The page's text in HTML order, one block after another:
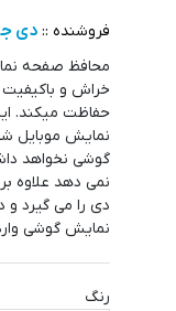
فروشنده :: دی
محافظ صفحه
خراش و
حفاظت میکند.
نمایش موبایل
گوشی نخواهد
نمی دهد علاوه
دی را می گیرد
نمایش گوشی
رنگ